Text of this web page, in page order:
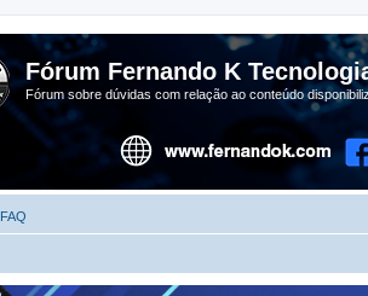
Fórum Fernando K
Fórum sobre dúvidas com relação ao conteúdo
FAQ